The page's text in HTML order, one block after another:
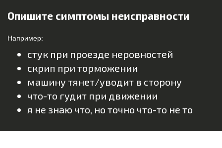
Опишите симптомы неисправности
Например:
стук при проезде неровностей
скрип при торможении
машину тянет/уводит в сторону
что-то гудит при движении
я не знаю что, но точно что-то не то